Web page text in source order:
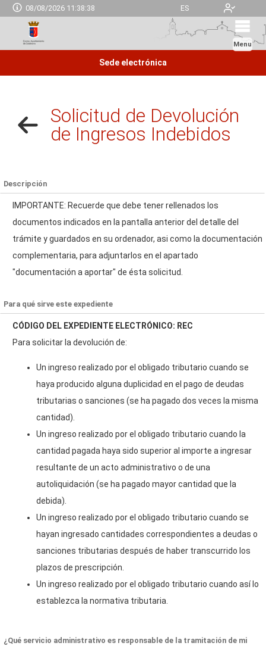
08/08/2026 11:38:39 ES
Menu
Sede electrónica
Solicitud de Devolución
de Ingresos Indebidos
Descripción
IMPORTANTE: Recuerde que debe tener rellenados los
documentos indicados en la pantalla anterior del detalle del
trámite y guardados en su ordenador, asi como la documentación
complementaria, para adjuntarlos en el apartado
"documentación a aportar" de ésta solicitud.
Para qué sirve este expediente
CÓDIGO DEL EXPEDIENTE ELECTRÓNICO: REC
Para solicitar la devolución de:
Un ingreso realizado por el obligado tributario cuando se
haya producido alguna duplicidad en el pago de deudas
tributarias o sanciones (se ha pagado dos veces la misma
cantidad).
Un ingreso realizado por el obligado tributario cuando la
cantidad pagada haya sido superior al importe a ingresar
resultante de un acto administrativo o de una
autoliquidación (se ha pagado mayor cantidad que la
debida).
Un ingreso realizado por el obligado tributario cuando se
hayan ingresado cantidades correspondientes a deudas o
sanciones tributarias después de haber transcurrido los
plazos de prescripción.
Un ingreso realizado por el obligado tributario cuando así lo
establezca la normativa tributaria.
¿Qué servicio administrativo es responsable de la tramitación de mi